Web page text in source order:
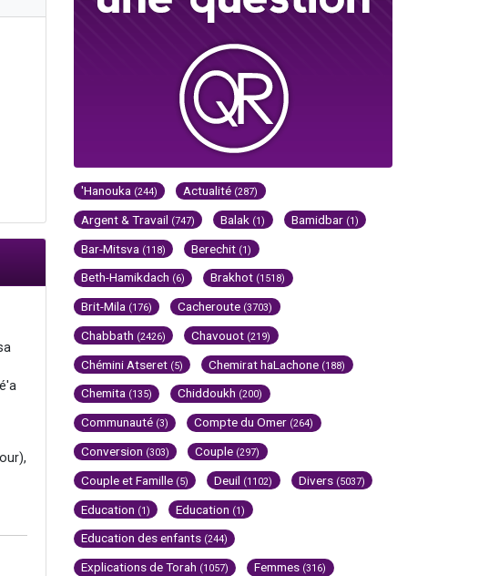
'Hanouka (244) Actualité (287)
Argent & Travail (747) Balak (1) Bamidbar (1)
Bar-Mitsva (118) Berechit (1)
Beth-Hamikdach (6) Brakhot (1518)
Brit-Mila (176) Cacheroute (3703)
Chabbath (2426) Chavouot (219)
Chémini Atseret (5) Chemirat haLachone (188)
Chemita (135) Chiddoukh (200)
Communauté (3) Compte du Omer (264)
Conversion (303) Couple (297)
Couple et Famille (5) Deuil (1102) Divers (5037)
Education (1) Education (1)
Education des enfants (244)
Explications de Torah (1057) Femmes (316)